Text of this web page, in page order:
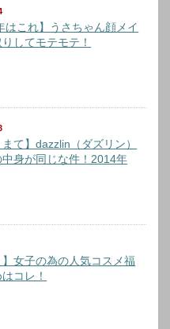
はこれ】うさちゃん顔メイ
してモテモテ！
まて】dazzlin（ダズリン）
身が同じな件！2014年
】女子の為の人気コスメ福
コレ！